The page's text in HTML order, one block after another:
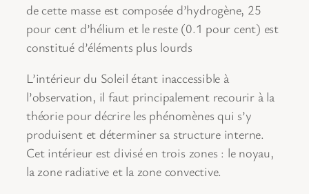
de cette masse est composée d’hydrogène, 25
pour cent d’hélium et le reste (0.1 pour cent) est
constitué d’éléments plus lourds
L’intérieur du Soleil étant inaccessible à
l’observation, il faut principalement recourir à la
théorie pour décrire les phénomènes qui s’y
produisent et déterminer sa structure interne.
Cet intérieur est divisé en trois zones : le noyau,
la zone radiative et la zone convective.